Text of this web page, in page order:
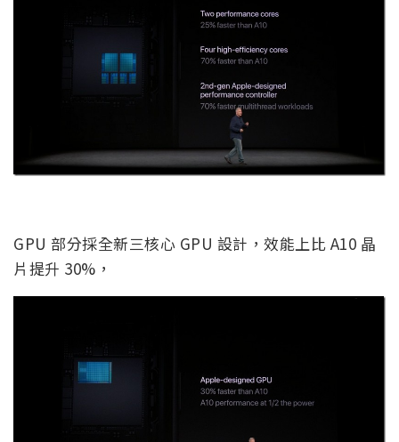
GPU 部分採全新三核心 GPU 設計，效能上比 A10 晶
片提升 30%，